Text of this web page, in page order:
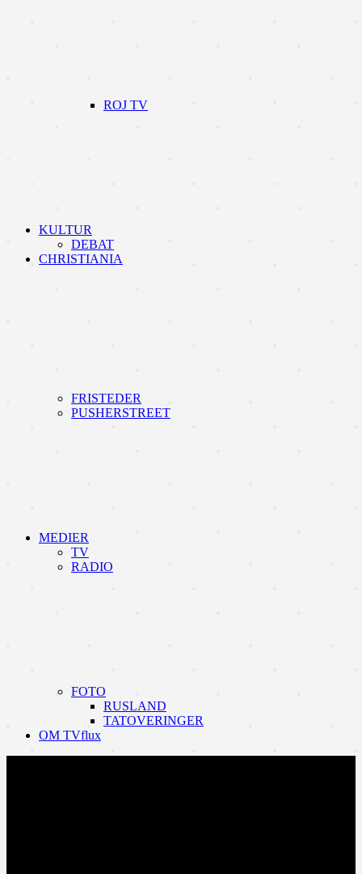
ROJ TV
KULTUR
DEBAT
CHRISTIANIA
FRISTEDER
PUSHERSTREET
MEDIER
TV
RADIO
FOTO
RUSLAND
TATOVERINGER
OM TVflux